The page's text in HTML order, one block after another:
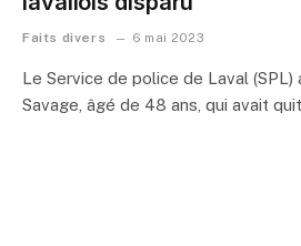
Faits divers 6 mai 2023
Le Service de police de Laval (SPL)
Savage, âgé de 48 ans, qui avait